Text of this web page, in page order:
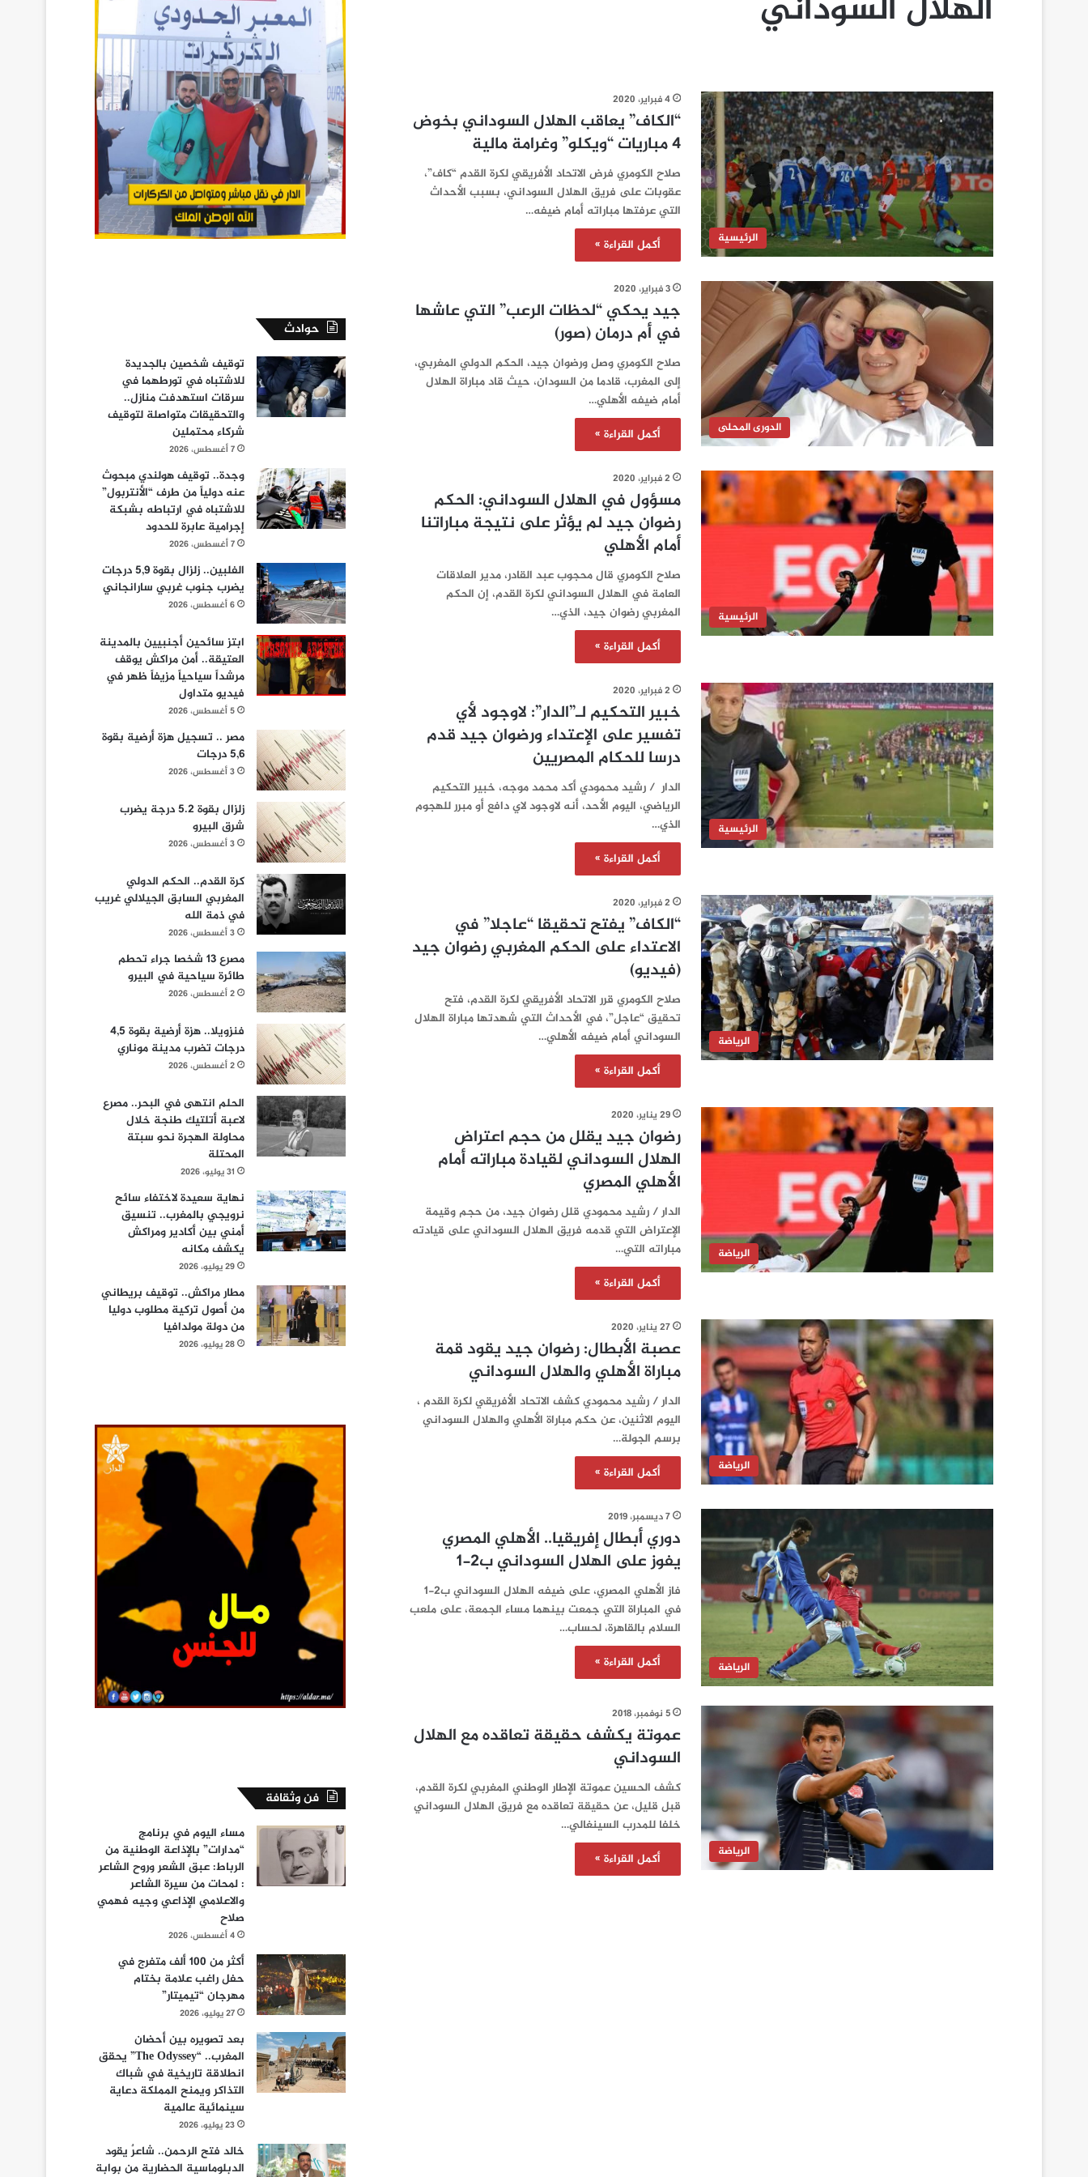
الهلال السوداني
الرئيسية
4 فبراير، 2020
“الكاف” يعاقب الهلال السوداني بخوض
4 مباريات “ويكلو” وغرامة مالية
صلاح الكومري فرض الاتحاد الأفريقي لكرة القدم “كاف”،
عقوبات على فريق الهلال السوداني، بسبب الأحداث
التي عرفتها مباراته أمام ضيفه…
أكمل القراءة »
الدورى المحلى
3 فبراير، 2020
جيد يحكي “لحظات الرعب” التي عاشها
في أم درمان (صور)
صلاح الكومري وصل ورضوان جيد، الحكم الدولي المغربي،
إلى المغرب، قادما من السودان، حيث قاد مباراة الهلال
أمام ضيفه الأهلي…
أكمل القراءة »
الرئيسية
2 فبراير، 2020
مسؤول في الهلال السوداني: الحكم
رضوان جيد لم يؤثر على نتيجة مباراتنا
أمام الأهلي
صلاح الكومري قال محجوب عبد القادر، مدير العلاقات
العامة في الهلال السوداني لكرة القدم، إن الحكم
المغربي رضوان جيد، الذي…
أكمل القراءة »
الرئيسية
2 فبراير، 2020
خبير التحكيم لـ”الدار”: لاوجود لأي
تفسير على الإعتداء ورضوان جيد قدم
درسا للحكام المصريين
الدار / رشيد محمودي أكد محمد موجه، خبير التحكيم
الرياضي، اليوم الأحد، أنه لاوجود لاي دافع أو مبرر للهجوم
الذي…
أكمل القراءة »
الرياضة
2 فبراير، 2020
“الكاف” يفتح تحقيقا “عاجلا” في
الاعتداء على الحكم المغربي رضوان جيد
(فيديو)
صلاح الكومري قرر الاتحاد الأفريقي لكرة القدم، فتح
تحقيق “عاجل”، في الأحداث التي شهدتها مباراة الهلال
السوداني أمام ضيفه الأهلي…
أكمل القراءة »
الرياضة
29 يناير، 2020
رضوان جيد يقلل من حجم اعتراض
الهلال السوداني لقيادة مباراته أمام
الأهلي المصري
الدار / رشيد محمودي قلل رضوان جيد، من حجم وقيمة
الإعتراض التي قدمه فريق الهلال السوداني على قيادته
مباراته التي…
أكمل القراءة »
الرياضة
27 يناير، 2020
عصبة الأبطال: رضوان جيد يقود قمة
مباراة الأهلي والهلال السوداني
الدار / رشيد محمودي كشف الاتحاد الأفريقي لكرة القدم ،
اليوم الاثنين، عن حكم مباراة الأهلي والهلال السوداني
برسم الجولة…
أكمل القراءة »
الرياضة
7 ديسمبر، 2019
دوري أبطال إفريقيا.. الأهلي المصري
يفوز على الهلال السوداني ب2-1
فاز الأهلي المصري، على ضيفه الهلال السوداني ب2-1
في المباراة التي جمعت بينهما مساء الجمعة، على ملعب
السلام بالقاهرة، لحساب…
أكمل القراءة »
الرياضة
5 نوفمبر، 2018
عموتة يكشف حقيقة تعاقده مع الهلال
السوداني
كشف الحسين عموتة الإطار الوطني المغربي لكرة القدم،
قبل قليل، عن حقيقة تعاقده مع فريق الهلال السوداني
خلفا للمدرب السينغالي…
أكمل القراءة »
حوادث
توقيف شخصين بالجديدة
للاشتباه في تورطهما في
سرقات استهدفت منازل..
والتحقيقات متواصلة لتوقيف
شركاء محتملين
7 أغسطس، 2026
وجدة.. توقيف هولندي مبحوث
عنه دولياً من طرف “الأنتربول”
للاشتباه في ارتباطه بشبكة
إجرامية عابرة للحدود
7 أغسطس، 2026
الفلبين.. زلزال بقوة 5,9 درجات
يضرب جنوب غربي سارانجاني
6 أغسطس، 2026
ابتز سائحين أجنبيين بالمدينة
العتيقة.. أمن مراكش يوقف
مرشداً سياحياً مزيفاً ظهر في
فيديو متداول
5 أغسطس، 2026
مصر .. تسجيل هزة أرضية بقوة
5,6 درجات
3 أغسطس، 2026
زلزال بقوة 5.2 درجة يضرب
شرق البيرو
3 أغسطس، 2026
كرة القدم.. الحكم الدولي
المغربي السابق الجيلالي غريب
في ذمة الله
3 أغسطس، 2026
مصرع 13 شخصا جراء تحطم
طائرة سياحية في البيرو
2 أغسطس، 2026
فنزويلا.. هزة أرضية بقوة 4,5
درجات تضرب مدينة موناري
2 أغسطس، 2026
الحلم انتهى في البحر.. مصرع
لاعبة أتلتيك طنجة خلال
محاولة الهجرة نحو سبتة
المحتلة
31 يوليو، 2026
نهاية سعيدة لاختفاء سائح
نرويجي بالمغرب.. تنسيق
أمني بين أكادير ومراكش
يكشف مكانه
29 يوليو، 2026
مطار مراكش.. توقيف بريطاني
من أصول تركية مطلوب دوليا
من دولة مولدافيا
28 يوليو، 2026
فن وثقافة
مساء اليوم في برنامج
“مدارات” بالإذاعة الوطنية من
الرباط: عبق الشعر وروح الشاعر
: لمحات من سيرة الشاعر
والاعلامي الإذاعي وجيه فهمي
صلاح
4 أغسطس، 2026
أكثر من 100 ألف متفرج في
حفل راغب علامة بختام
مهرجان “تيميتار”
27 يوليو، 2026
بعد تصويره بين أحضان
المغرب.. “The Odyssey” يحقق
انطلاقة تاريخية في شباك
التذاكر ويمنح المملكة دعاية
سينمائية عالمية
23 يوليو، 2026
خالد فتح الرحمن.. شاعرٌ يقود
الدبلوماسية الحضارية من بوابة